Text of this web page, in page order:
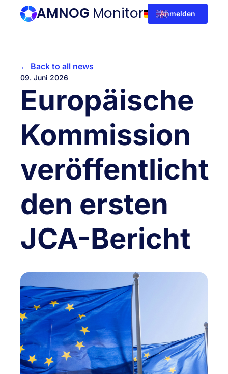
AMNOG Monitor Anmelden
← Back to all news
09. Juni 2026
Europäische
Kommission
veröffentlicht
den ersten
JCA-Bericht